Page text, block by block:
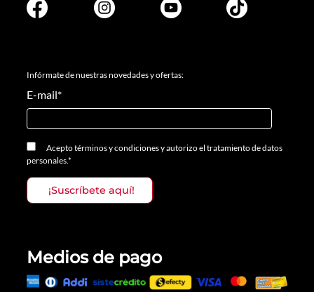
Infórmate de nuestras novedades y ofertas:
E-mail*
Aceptotérminos y condicionesyautorizo el tratamiento de datos
personales.*
Medios de pago